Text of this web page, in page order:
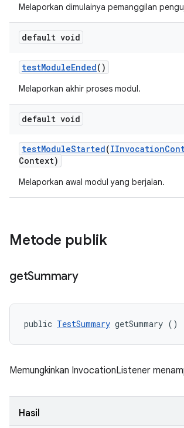
Melaporkan dimulainya pemanggilan
default void
testModuleEnded()
Melaporkan akhir proses modul.
default void
testModuleStarted(IInvocation
Context)
Melaporkan awal modul yang berjalan.
Metode publik
getSummary
public TestSummary getSummary ()
Memungkinkan InvocationListener
Hasil